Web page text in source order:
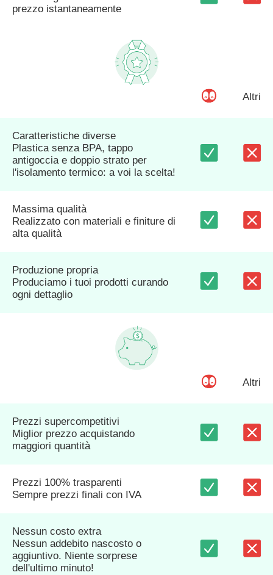
prezzo istantaneamente
Altri
Caratteristiche diverse
Plastica senza BPA, tappo
antigoccia e doppio strato per
l'isolamento termico: a voi la scelta!
Massima qualità
Realizzato con materiali e finiture di
alta qualità
Produzione propria
Produciamo i tuoi prodotti curando
ogni dettaglio
Altri
Prezzi supercompetitivi
Miglior prezzo acquistando
maggiori quantità
Prezzi 100% trasparenti
Sempre prezzi finali con IVA
Nessun costo extra
Nessun addebito nascosto o
aggiuntivo. Niente sorprese
dell'ultimo minuto!